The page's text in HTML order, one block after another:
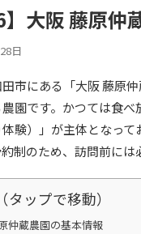
】大阪 藤原
日
市にある「大阪 藤原
園です。かつては食
体験）」が主体となっ
制のため、訪問前には
タップで移動）
仲蔵農園の基本情報